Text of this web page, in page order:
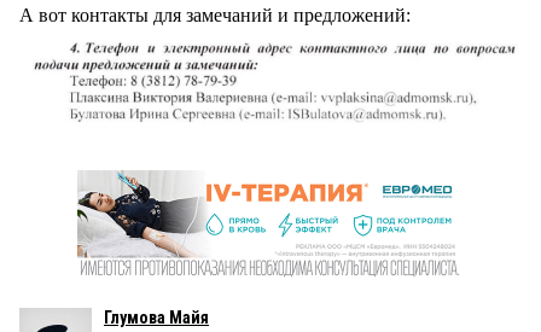
А вот контакты для замечаний и предложений:
Глумова Майя